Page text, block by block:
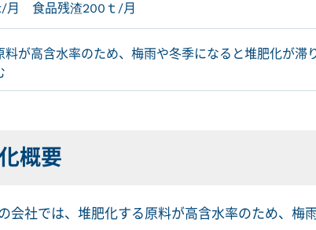
月 食品残渣200ｔ/月
料が高含水率のため、梅雨や冬季になると堆肥化が滞
概要
会社では、堆肥化する原料が高含水率のため、梅